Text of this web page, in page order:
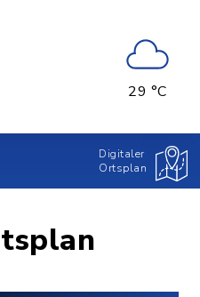
29 °C
Digitaler
Ortsplan